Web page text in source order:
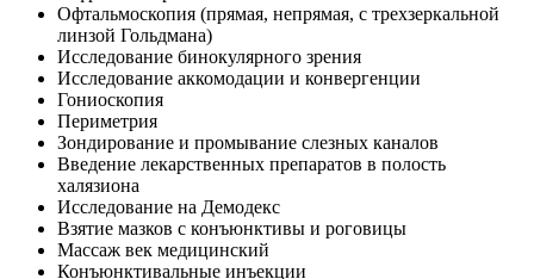
Офтальмоскопия (прямая, непрямая, с трехзеркальной
линзой Гольдмана)
Исследование бинокулярного зрения
Исследование аккомодации и конвергенции
Гониоскопия
Периметрия
Зондирование и промывание слезных каналов
Введение лекарственных препаратов в полость
халязиона
Исследование на Демодекс
Взятие мазков с конъюнктивы и роговицы
Массаж век медицинский
Конъюнктивальные инъекции